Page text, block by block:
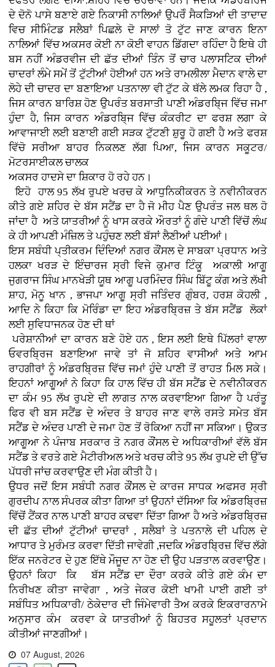
ਦੇ ਦੋਨੋ ਪਾਸੇ ਬਣਾਏ ਗਏ ਨਿਕਾਸੀ ਨਾਲਿਆਂ ਉਪਰੋੰ ਸੈਕੜਿਆਂ ਦੀ ਤਾਦਾਦ
ਵਿਚ ਸੀਮਿੰਟਡ ਸਲੈਬਾਂ ਪਿਛਲੇ ਦੋ ਸਾਲਾਂ ਤੋ ਟੁੱਟ ਜਾਣ ਕਾਰਨ ਇਨਾ
ਨਾਲਿਆਂ ਵਿੱਚ ਅਕਸਰ ਕੋਈ ਨਾ ਕੋਈ ਵਾਹਨ ਡਿੱਗਦਾ ਰਹਿੰਦਾ ਹੈ ਇਥੇ ਹੀ
ਬਸ ਨਹੀਂ ਅੰਡਰਵੀਜ ਦੀ ਛੱਤ ਦੀਆਂ ਤਿੰਨ ਤੋਂ ਚਾਰ ਪਲਾਸਟਿਕ ਦੀਆਂ
ਚਾਦਰਾਂ ਲੰਮੇ ਸਮੇਂ ਤੋਂ ਟੁੱਟੀਆਂ ਹੋਈਆਂ ਹਨ ਅਤੇ ਰਾਮਲੀਲਾ ਮੈਦਾਨ ਵਾਲੇ ਦਾ
ਲੋਹੇ ਦੀ ਚਾਦਰ ਦਾ ਬਣਾਇਆ ਪਤਨਾਲਾ ਵੀ ਟੁੱਟ ਕੇ ਥੱਲੇ ਲਮਕ ਰਿਹਾ ਹੈ ,
ਜਿਸ ਕਾਰਨ ਬਾਰਿਸ਼ ਹੋਣ ਉਪਰੰਤ ਬਰਸਾਤੀ ਪਾਣੀ ਅੰਡਰਬਿ੍ਜ ਵਿੱਚ ਜਮਾ
ਹੁੰਦਾ ਹੈ, ਜਿਸ ਕਾਰਨ ਅੰਡਰਬਿ੍ਜ ਵਿੱਚ ਕੰਕਰੀਟ ਦਾ ਫਰਸ਼ ਲਗਾ ਕੇ
ਆਵਾਜਾਈ ਲਈ ਬਣਾਈ ਗਈ ਸੜਕ ਟੁੱਟਣੀ ਸ਼ੁਰੂ ਹੋ ਗਈ ਹੈ ਅਤੇ ਫਰਸ਼
ਵਿੱਚੋ ਸਰੀਆ ਬਾਹਰ ਨਿਕਲਣ ਲੱਗ ਪਿਆ, ਜਿਸ ਕਾਰਨ ਸਕੂਟਰ/
ਮੋਟਰਸਾਈਕਲ ਚਾਲਕ
ਅਕਸਰ ਹਾਦਸੇ ਦਾ ਸ਼ਿਕਾਰ ਹੋ ਰਹੇ ਹਨ।
ਇਹੋ ਹਾਲ 95 ਲੱਖ ਰੁਪਏ ਖਰਚ ਕੇ ਆਧੁਨਿਕੀਕਰਨ ਤੇ ਨਵੀਨੀਕਰਨ
ਕੀਤੇ ਗਏ ਸ਼ਹਿਰ ਦੇ ਬੱਸ ਸਟੈਂਡ ਦਾ ਹੈ ਜੋ ਮੀਹ ਪੈਣ ਉਪਰੰਤ ਜਲ ਥਲ ਹੋ
ਜਾਂਦਾ ਹੈ ਅਤੇ ਯਾਤਰੀਆਂ ਨੂੰ ਖਾਸ ਕਰਕੇ ਔਰਤਾਂ ਨੂੰ ਗੰਦੇ ਪਾਣੀ ਵਿੱਚੋਂ ਲੰਘ
ਕੇ ਹੀ ਆਪਣੀ ਮੰਜ਼ਿਲ ਤੇ ਪਹੁੰਚਣ ਲਈ ਬੱਸਾਂ ਲੈਣੀਆਂ ਪਈਆਂ।
ਇਸ ਸਬੰਧੀ ਪ੍ਤੀਕਰਮ ਦਿੰਦਿਆਂ ਨਗਰ ਕੌਂਸਲ ਦੇ ਸਾਬਕਾ ਪ੍ਰਧਾਨ ਅਤੇ
ਹਲਕਾ ਖਰੜ ਦੇ ਇੰਚਾਰਜ ਸ੍ਰੀ ਵਿਜੇ ਕੁਮਾਰ ਟਿੰਕੂ ਅਕਾਲੀ ਆਗੂ
ਜੁਗਰਾਜ ਸਿੰਘ ਮਾਨਖੇੜੀ ਯੂਥ ਆਗੂ ਪਰਮਿੰਦਰ ਸਿੰਘ ਬਿੱਟੂ ਕੰਗ ਅਤੇ ਲੱਖੀ
ਸ਼ਾਹ, ਮੋਨੂ ਖਾਨ , ਭਾਜਪਾ ਆਗੂ ਸ੍ਰੀ ਜਤਿੰਦਰ ਗੁੰਬਰ, ਹਰਸ਼ ਕੋਹਲੀ ,
ਆਦਿ ਨੇ ਕਿਹਾ ਕਿ ਮੋਰਿੰਡਾ ਦਾ ਇਹ ਅੰਡਰਬ੍ਰਿਜ਼ ਤੇ ਬੱਸ ਸਟੈਂਡ ਲੋਕਾਂ
ਲਈ ਸੁਵਿਧਾਜਨਕ ਹੋਣ ਦੀ ਥਾਂ
ਪਰੇਸ਼ਾਨੀਆਂ ਦਾ ਕਾਰਨ ਬਣੇ ਹੋਏ ਹਨ , ਇਸ ਲਈ ਇਥੇ ਪਿੱਲਰਾਂ ਵਾਲਾ
ਓਵਰਬ੍ਰਿਜ ਬਣਾਇਆ ਜਾਵੇ ਤਾਂ ਜੋ ਸ਼ਹਿਰ ਵਾਸੀਆਂ ਅਤੇ ਆਮ
ਰਾਹਗੀਰਾਂ ਨੂੰ ਅੰਡਰਬ੍ਰਿਜ਼ ਵਿੱਚ ਜਮਾਂ ਹੁੰਦੇ ਪਾਣੀ ਤੋਂ ਰਾਹਤ ਮਿਲ ਸਕੇ।
ਇਹਨਾਂ ਆਗੂਆਂ ਨੇ ਕਿਹਾ ਕਿ ਹਾਲ ਵਿੱਚ ਹੀ ਬੱਸ ਸਟੈਂਡ ਦੇ ਨਵੀਨੀਕਰਨ
ਦਾ ਕੰਮ 95 ਲੱਖ ਰੁਪਏ ਦੀ ਲਾਗਤ ਨਾਲ ਕਰਵਾਇਆ ਗਿਆ ਹੈ ਪਰੰਤੂ
ਫਿਰ ਵੀ ਬਸ ਸਟੈਂਡ ਦੇ ਅੰਦਰ ਤੇ ਬਾਹਰ ਜਾਣ ਵਾਲੇ ਰਸਤੇ ਸਮੇਤ ਬੱਸ
ਸਟੈਂਡ ਦੇ ਅੰਦਰ ਪਾਣੀ ਦੇ ਜਮਾ ਹੋਣ ਤੋਂ ਰੋਕਿਆ ਨਹੀਂ ਜਾ ਸਕਿਆ। ਉਕਤ
ਆਗੂਆ ਨੇਪੰਜਾਬ ਸਰਕਾਰ ਤੋ ਨਗਰ ਕੌਂਸਲ ਦੇ ਅਧਿਕਾਰੀਆਂ ਵੱਲੋਬੱਸ
ਸਟੈਂਡ ਤੇ ਵਰਤੇ ਗਏ ਮੈਟੀਰੀਅਲ ਅਤੇ ਖਰਚ ਕੀਤੇ 95 ਲੱਖ ਰੁਪਏ ਦੀ ਉੱਚ
ਪੱਧਰੀ ਜਾਂਚ ਕਰਵਾਉਣ ਦੀ ਮੰਗ ਕੀਤੀ ਹੈ।
ਉਧਰ ਜਦੋਂ ਇਸ ਸਬੰਧੀ ਨਗਰ ਕੌਂਸਲ ਦੇ ਕਾਰਜ ਸਾਧਕ ਅਫਸਰ ਸ੍ਰੀ
ਗੁਰਦੀਪ ਨਾਲ ਸੰਪਰਕ ਕੀਤਾ ਗਿਆ ਤਾਂ ਉਹਨਾਂ ਦੱਸਿਆ ਕਿ ਅੰਡਰਬ੍ਰਿਜ਼
ਵਿੱਚੋਂ ਟੈਂਕਰ ਨਾਲਪਾਣੀ ਬਾਹਰ ਕਢਵਾ ਦਿੱਤਾ ਗਿਆ ਹੈ ਅਤੇ ਅੰਡਰਬ੍ਰਿਜ਼
ਦੀ ਛੱਤ ਦੀਆਂ ਟੁੱਟੀਆਂ ਚਾਦਰਾਂ , ਸਲੈਬਾਂ ਤੇ ਪਤਨਾਲੇ ਦੀ ਪਹਿਲ ਦੇ
ਆਧਾਰ ਤੇ ਮੁਰੰਮਤ ਕਰਵਾ ਦਿੱਤੀ ਜਾਵੇਗੀ ,ਜਦਕਿ ਅੰਡਰਬ੍ਰਿਜ਼ ਵਿੱਚ ਲੱਗੇ
ਇੱਕ ਜਨਰੇਟਰ ਦੇ ਹੁਣ ਇੱਥੇ ਮੌਜੂਦ ਨਾ ਹੋਣ ਦੀ ਉਹ ਪੜਤਾਲ ਕਰਵਾਉਣ।
ਉਹਨਾਂ ਕਿਹਾ ਕਿ ਬੱਸ ਸਟੈਂਡ ਦਾ ਦੌਰਾ ਕਰਕੇ ਕੀਤੇ ਗਏ ਕੰਮ ਦਾ
ਨਿਰੀਖਣ ਕੀਤਾ ਜਾਵੇਗਾ , ਅਤੇ ਜੇਕਰ ਕੋਈ ਖਾਮੀ ਪਾਈ ਗਈ ਤਾਂ
ਸਬੰਧਿਤ ਅਧਿਕਾਰੀ/ ਠੇਕੇਦਾਰ ਦੀ ਜਿੰਮੇਵਾਰੀ ਤੈਅ ਕਰਕੇ ਇਕਰਾਰਨਾਮੇ
ਅਨੁਸਾਰ ਕੰਮ
ਕਰਵਾ ਕੇ ਯਾਤਰੀਆਂ ਨੂੰ ਬਿਹਤਰ ਸਹੂਲਤਾਂ ਪ੍ਰਦਾਨ
ਕੀਤੀਆਂ ਜਾਣਗੀਆਂ।
07 August, 2026